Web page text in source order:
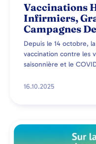
Vaccinations
Infirmiers,
Campagnes
Depuis le 14 octobre,
vaccination contre les
saisonnière et le
16.10.2025